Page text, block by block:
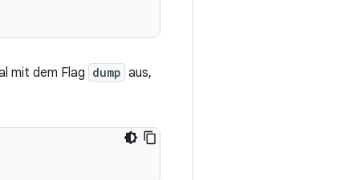
mit dem Flag dump aus,